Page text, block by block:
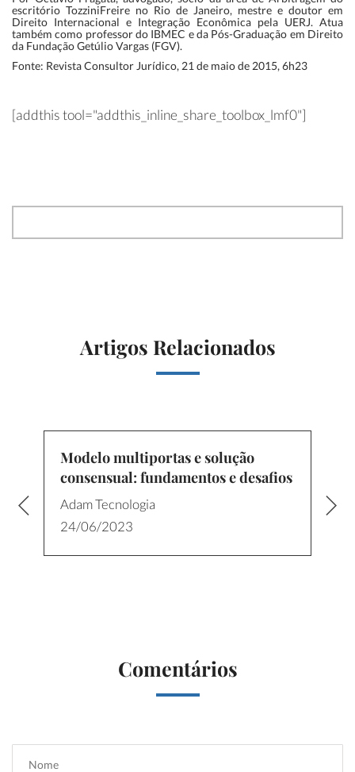
escritório TozziniFreire no Rio de Janeiro, mestre e doutor em
Direito Internacional e Integração Econômica pela UERJ. Atua
também como professor do IBMEC e da Pós-Graduação em Direito
da Fundação Getúlio Vargas (FGV).
Fonte: Revista Consultor Jurídico, 21 de maio de 2015, 6h23
[addthis tool="addthis_inline_share_toolbox_lmf0"]
Artigos Relacionados
Modelo multiportas e solução
consensual: fundamentos e desafios
Adam Tecnologia
24/06/2023
Comentários